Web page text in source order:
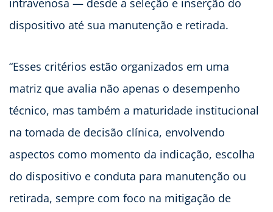
intravenosa — desde a seleção e inserção do
dispositivo até sua manutenção e retirada.
“Esses critérios estão organizados em uma
matriz que avalia não apenas o desempenho
técnico, mas também a maturidade institucional
na tomada de decisão clínica, envolvendo
aspectos como momento da indicação, escolha
do dispositivo e conduta para manutenção ou
retirada, sempre com foco na mitigação de